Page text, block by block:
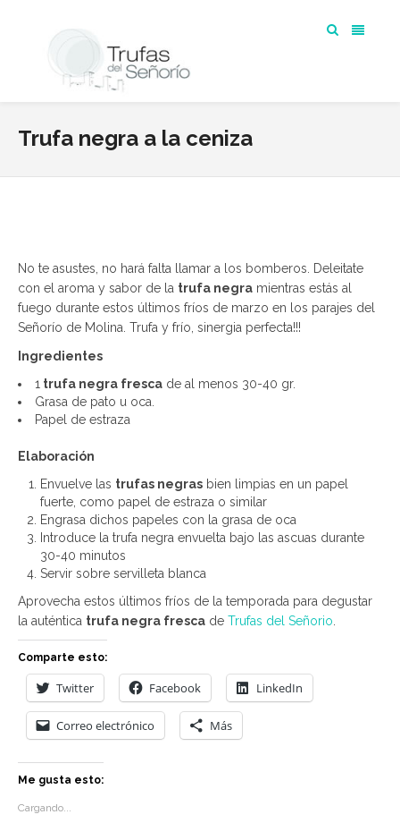
Trufa negra a la ceniza
No te asustes, no hará falta llamar a los bomberos. Deleitate
con el aroma y sabor de la trufa negra mientras estás al
fuego durante estos últimos fríos de marzo en los parajes del
Señorío de Molina. Trufa y frío, sinergia perfecta!!!
Ingredientes
1 trufa negra fresca de al menos 30-40 gr.
Grasa de pato u oca.
Papel de estraza
Elaboración
Envuelve las trufas negras bien limpias en un papel
fuerte, como papel de estraza o similar
Engrasa dichos papeles con la grasa de oca
Introduce la trufa negra envuelta bajo las ascuas durante
30-40 minutos
Servir sobre servilleta blanca
Aprovecha estos últimos fríos de la temporada para degustar
la auténtica trufa negra fresca de Trufas del Señorio
Comparte esto:
Twitter Facebook LinkedIn
Correo electrónico Más
Me gusta esto:
Cargando...